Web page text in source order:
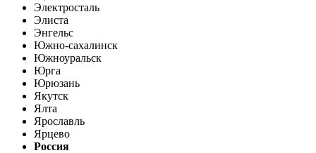
Электросталь
Элиста
Энгельс
Южно-сахалинск
Южноуральск
Юрга
Юрюзань
Якутск
Ялта
Ярославль
Ярцево
Россия